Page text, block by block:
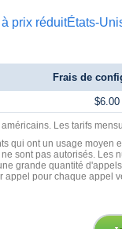
prix réduitÉtats-
Frais de
$6.00
Les tarifs
qui ont un usage moyen
sont pas autorisés. Les
grande quantité
pour chaque appel